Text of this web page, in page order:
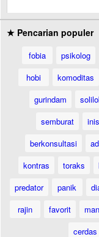
★ Pencarian populer
fobia psikolog
hobi
komoditas
gurindam
semburat
berkonsultasi
kontras
toraks
predator
panik
rajin
favorit
cerdas